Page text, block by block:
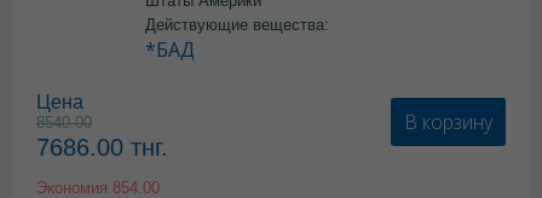
Действующие вещества:
*БАД
Цена
8540.00
7686.00 тнг.
Экономия 854.00
В корзину